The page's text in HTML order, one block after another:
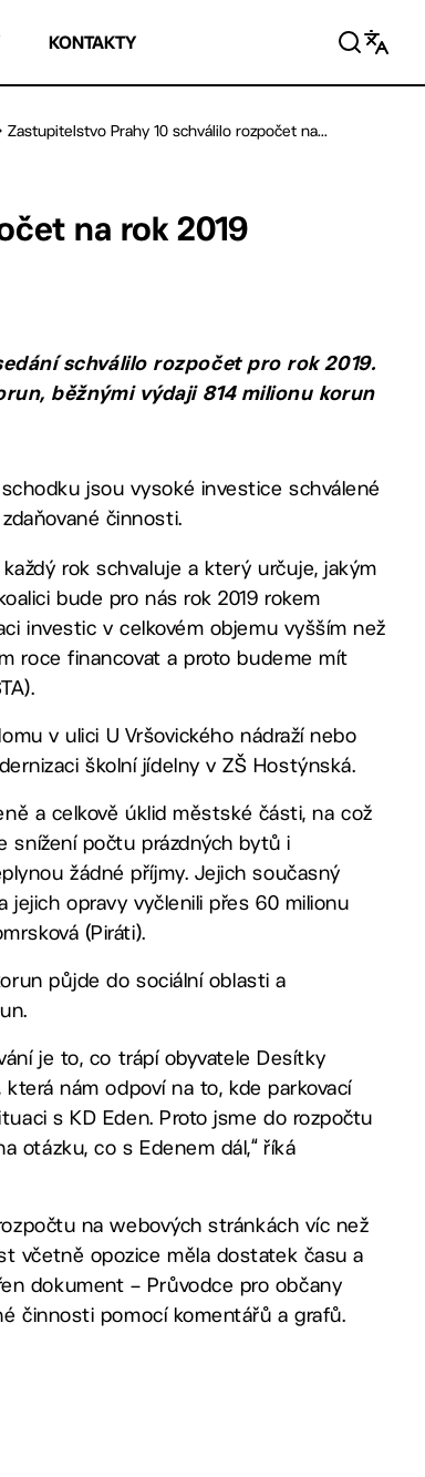
KONTAKTY
Zastupitelstvo Prahy 10 schválilo rozpočet na...
na rok 2019
schválilo rozpočet pro rok 2019.
běžnými výdaji 814 milionu korun
jsou vysoké investice schválené
činnosti.
rok schvaluje a který určuje, jakým
bude pro nás rok 2019 rokem
investic v celkovém objemu vyšším než
roce financovat a proto budeme mít
v ulici U Vršovického nádraží nebo
školní jídelny v ZŠ Hostýnská.
a celkově úklid městské části, na což
snížení počtu prázdných bytů i
žádné příjmy. Jejich současný
opravy vyčlenili přes 60 milionu
(Piráti).
půjde do sociální oblasti a
je to, co trápí obyvatele Desítky
nám odpoví na to, kde parkovací
s KD Eden. Proto jsme do rozpočtu
otázku, co s Edenem dál,“ říká
na webových stránkách víc než
včetně opozice měla dostatek času a
dokument – Průvodce pro občany
činnosti pomocí komentářů a grafů.